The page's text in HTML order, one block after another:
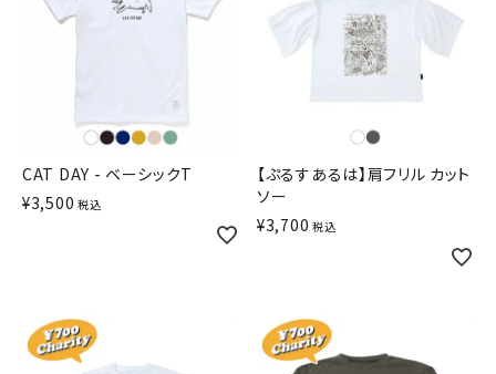
CAT DAY - ベーシックT
¥3,500 税込
【ぷるすあるは】肩フリル カット
ソー
¥3,700 税込